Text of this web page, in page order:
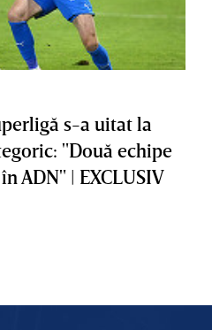
s-a uitat la
"Două echipe
ADN" | EXCLUSIV